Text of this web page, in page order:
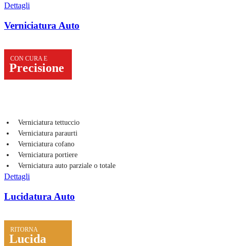
Dettagli
Verniciatura Auto
CON CURA E
Precisione
Verniciatura tettuccio
Verniciatura paraurti
Verniciatura cofano
Verniciatura portiere
Verniciatura auto parziale o totale
Dettagli
Lucidatura Auto
RITORNA
Lucida